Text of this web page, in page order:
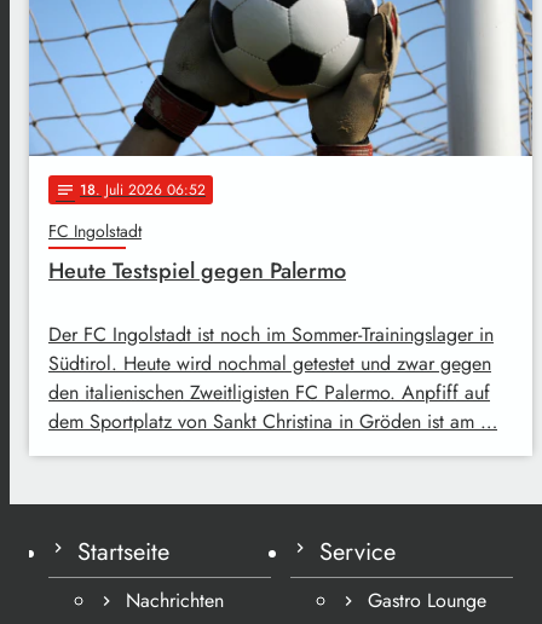
notes 18. Juli 2026 06:52
FC Ingolstadt
Heute Testspiel gegen Palermo
Der FC Ingolstadt ist noch im Sommer-Trainingslager in
Südtirol. Heute wird nochmal getestet und zwar gegen
den italienischen Zweitligisten FC Palermo. Anpfiff auf
dem Sportplatz von Sankt Christina in Gröden ist am …
Startseite
Nachrichten
Service
Gastro Lounge